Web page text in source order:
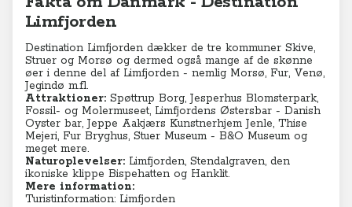
Limfjorden
Destination Limfjorden dækker de tre kommuner Skive,
Struer og Morsø og dermed også mange af de skønne
øer i denne del af Limfjorden - nemlig Morsø, Fur, Venø,
Jegindø m.fl.
Attraktioner: Spøttrup Borg, Jesperhus Blomsterpark,
Fossil- og Molermuseet, Limfjordens Østersbar - Danish
Oyster bar, Jeppe Aakjærs Kunstnerhjem Jenle, Thise
Mejeri, Fur Bryghus, Stuer Museum - B&O Museum og
meget mere.
Naturoplevelser: Limfjorden, Stendalgraven, den
ikoniske klippe Bispehatten og Hanklit.
Mere information:
Turistinformation: Limfjorden